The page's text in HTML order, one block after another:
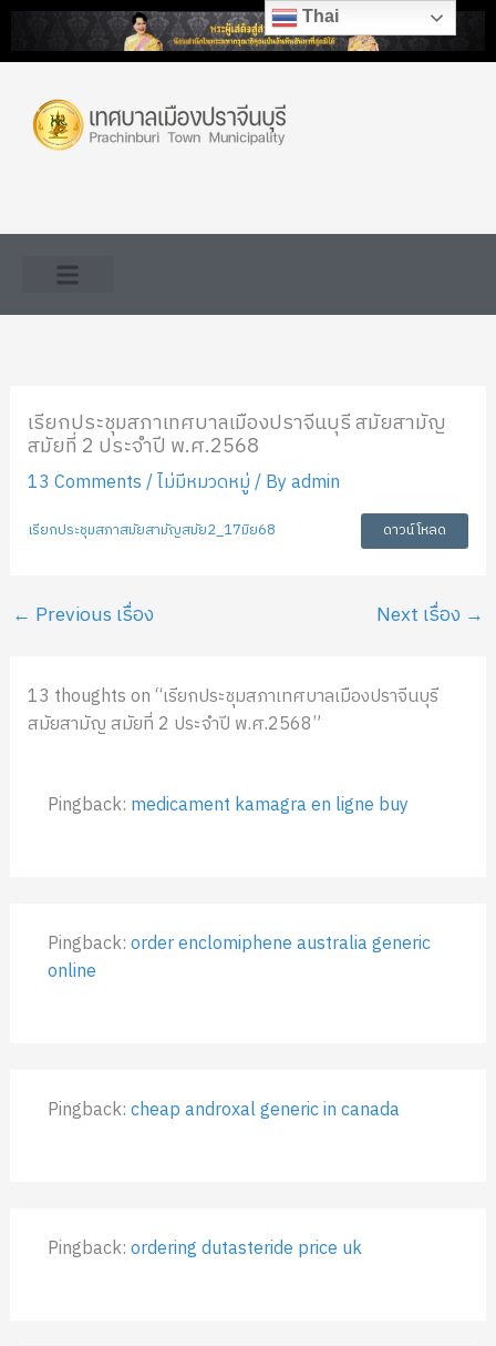
Skip
content
เรียกประชุมสภาเทศบาลเมืองปราจีนบุรี สมัยสามัญ
สมัยที่ 2 ประจำปี พ.ศ.2568
13 Comments/ไม่มีหมวดหมู่/ Byadmin
เรียกประชุมสภาสมัยสามัญสมัย2_17มิย68 ดาวน์โหลด
← Previous เรื่อง Next เรื่อง →
13 thoughts on “เรียกประชุมสภาเทศบาลเมืองปราจีนบุรี
สมัยสามัญ สมัยที่ 2 ประจำปี พ.ศ.2568”
Pingback: medicament kamagra en ligne buy
Pingback:order enclomiphene australia generic
online
Pingback:cheap androxal generic in canada
Pingback:ordering dutasteride price uk
Thai